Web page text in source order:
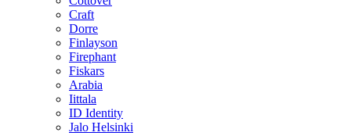
Craft
Dorre
Finlayson
Firephant
Fiskars
Arabia
Iittala
ID Identity
Jalo Helsinki